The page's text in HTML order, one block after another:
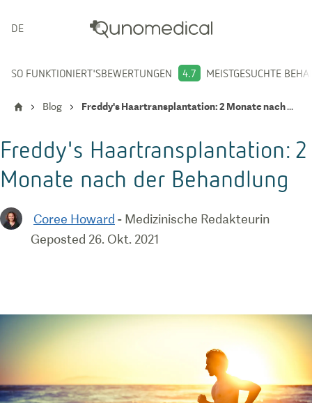
DEUTSCH
SO FUNKTIONIERT'SBEWERTUNGEN 4.7 MEISTGESUCHTE
Blog Freddy's Haartransplantation: 2 Monate nach der Behandlung
Freddy's Haartransplantation: 2
Monate nach der Behandlung
Coree Howard - Medizinische Redakteurin
Geposted 26. Okt. 2021